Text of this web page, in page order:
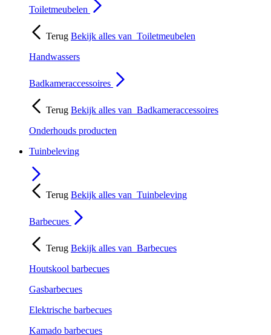
Toiletmeubelen
Terug Bekijk alles van Toiletmeubelen
Handwassers
Badkameraccessoires
Terug Bekijk alles van Badkameraccessoires
Onderhouds producten
Tuinbeleving
Terug Bekijk alles van Tuinbeleving
Barbecues
Terug Bekijk alles van Barbecues
Houtskool barbecues
Gasbarbecues
Elektrische barbecues
Kamado barbecues